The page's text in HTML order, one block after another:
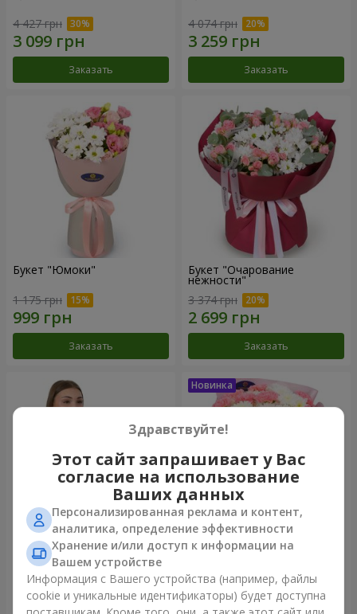
4 427 грн
Заказать
4 074 грн
Заказать
Букет "Юмоки"
1 175 грн
Заказать
Букет "Очарование
нежности"
3 374 грн
Заказать
Композиция "Белоснежная
гармония"
3 145 грн
Букет "Sentiment"
1 599 грн
Здравствуйте!
Этот сайт запрашивает у Вас
согласие на использование
Ваших данных
Персонализированная реклама и контент,
аналитика, определение эффективности
Хранение и/или доступ к информации на
Вашем устройстве
Информация с Вашего устройства (например, файлы
cookie и уникальные идентификаторы) будет доступна